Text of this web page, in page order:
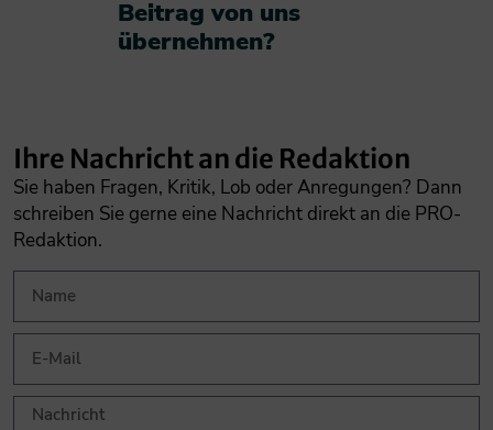
Beitrag von uns
übernehmen?​
Ihre Nachricht an die Redaktion
Sie haben Fragen, Kritik, Lob oder Anregungen? Dann
schreiben Sie gerne eine Nachricht direkt an die PRO-
Redaktion.